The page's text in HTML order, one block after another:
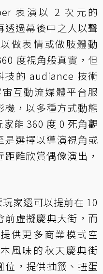
表演以 2 次元的
透過幕後中之人以聲
做表情或做肢體動
度視角般真實，但
技的 audiance 技術
互動流媒體平台服
機，以多種方式動態
能 360 度 0 死角觀
是選擇以導演視角或
離欣賞偶像演出，
家還可以提前在 10
前虛擬慶典大街，而
供更多商業模式空
風味的秋天慶典街
位，提供抽籤、扭蛋